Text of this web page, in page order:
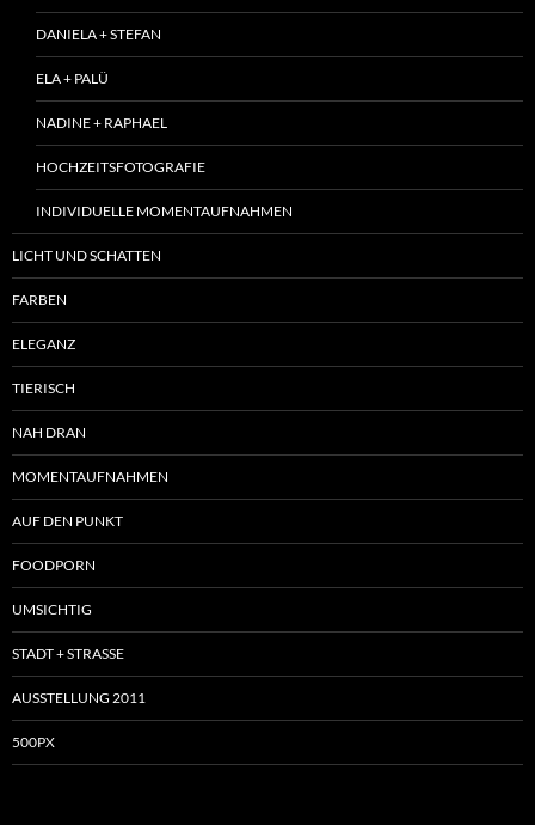
DANIELA + STEFAN
ELA + PALÜ
NADINE + RAPHAEL
HOCHZEITSFOTOGRAFIE
INDIVIDUELLE MOMENTAUFNAHMEN
LICHT UND SCHATTEN
FARBEN
ELEGANZ
TIERISCH
NAH DRAN
MOMENTAUFNAHMEN
AUF DEN PUNKT
FOODPORN
UMSICHTIG
STADT + STRASSE
AUSSTELLUNG 2011
500PX